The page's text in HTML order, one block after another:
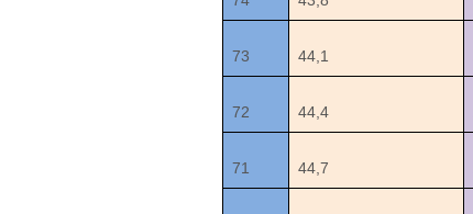
73 44,1
72 44,4
71 44,7